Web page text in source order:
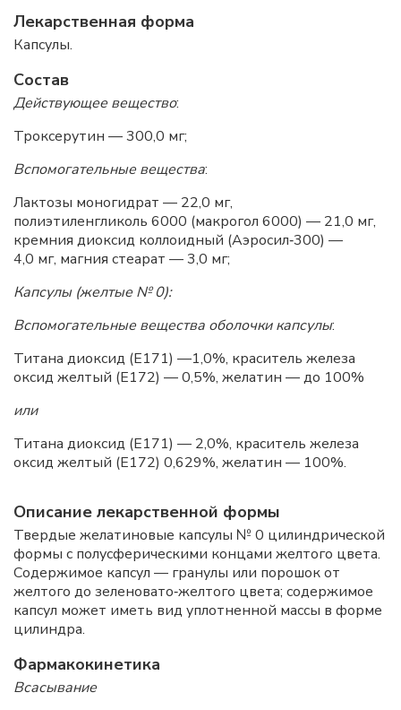
Лекарственная форма
Капсулы.
Состав
Действующее вещество:
Троксерутин — 300,0 мг;
Вспомогательные вещества:
Лактозы моногидрат — 22,0 мг,
полиэтиленгликоль 6000 (макрогол 6000) — 21,0 мг,
кремния диоксид коллоидный (Аэросил‑300) —
4,0 мг, магния стеарат — 3,0 мг;
Капсулы (желтые № 0):
Вспомогательные вещества оболочки капсулы:
Титана диоксид (E171) —1,0%, краситель железа
оксид желтый (E172) — 0,5%, желатин — до 100%
или
Титана диоксид (Е171) — 2,0%, краситель железа
оксид желтый (E172) 0,629%, желатин — 100%.
Описание лекарственной формы
Твердые желатиновые капсулы № 0 цилиндрической
формы с полусферическими концами желтого цвета.
Содержимое капсул — гранулы или порошок от
желтого до зеленовато‑желтого цвета; содержимое
капсул может иметь вид уплотненной массы в форме
цилиндра.
Фармакокинетика
Всасывание